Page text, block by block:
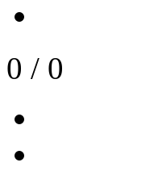
0 / 0